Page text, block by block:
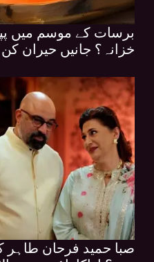
برسات کے موسم میں
خزانہ؟ جانیں حیران کن
صبا حمید فرحان طاہر